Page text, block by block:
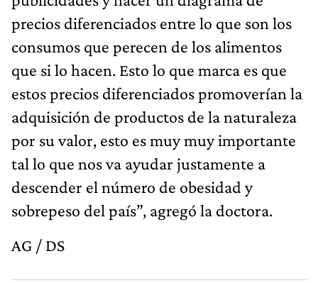
precios diferenciados entre lo que son los
consumos que perecen de los alimentos
que si lo hacen. Esto lo que marca es que
estos precios diferenciados promoverían la
adquisición de productos de la naturaleza
por su valor, esto es muy muy importante
tal lo que nos va ayudar justamente a
descender el número de obesidad y
sobrepeso del país”, agregó la doctora.
AG / DS